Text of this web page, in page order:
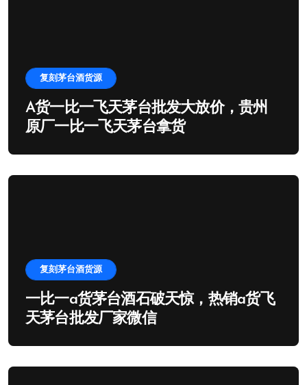
复刻茅台酒货源
A货一比一飞天茅台批发大放价，贵州
原厂一比一飞天茅台拿货
复刻茅台酒货源
一比一a货茅台酒石破天惊，热销a货飞
天茅台批发厂家微信